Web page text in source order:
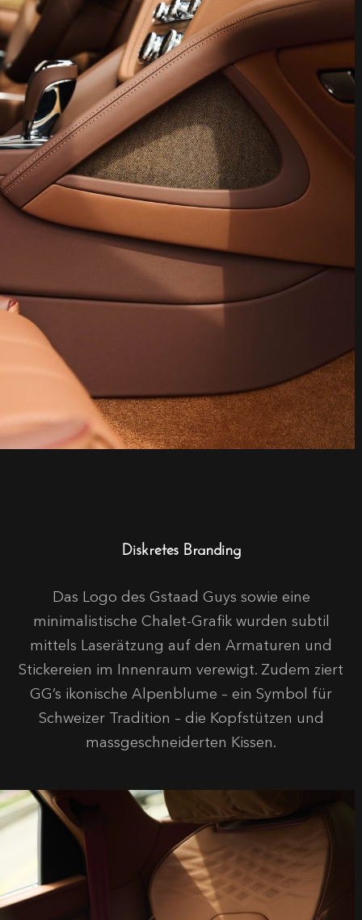
Diskretes Branding
Das Logo des Gstaad Guys sowie eine
minimalistische Chalet-Grafik wurden subtil
mittels Laserätzung auf den Armaturen und
Stickereien im Innenraum verewigt. Zudem ziert
GG’s ikonische Alpenblume – ein Symbol für
Schweizer Tradition – die Kopfstützen und
massgeschneiderten Kissen.